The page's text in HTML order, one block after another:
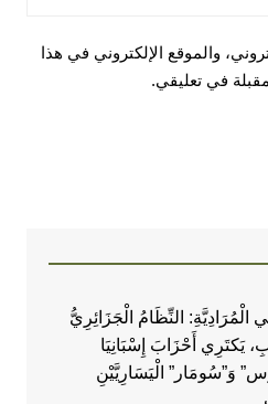
والموقع الإلكتروني في هذا
في تعليقي.
النِّظَامُ الْجَزَائِرِيُّ
يَكتَرِي أَحْزَابَ إِسْبَانِيَا
وَ”سُومَار” الْيَسَارِيَّيْنِ